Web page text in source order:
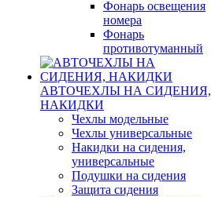
Фонарь освещения
номера
Фонарь
противотуманный
АВТОЧЕХЛЫ НА СИДЕНИЯ,
НАКИДКИ
Чехлы модельные
Чехлы универсальные
Накидки на сидения,
универсальные
Подушки на сидения
Защита сидения